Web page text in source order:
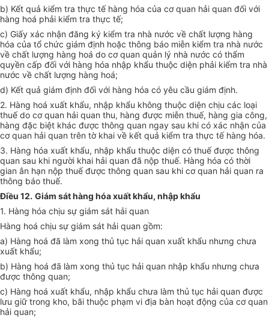
b) Kết quả kiểm tra thực tế hàng hóa của cơ quan hải quan đối với
hàng hoá phải kiểm tra thực tế;
c) Giấy xác nhận đăng ký kiểm tra nhà nước về chất lượng hàng
hóa của tổ chức giám định hoặc thông báo miễn kiểm tra nhà nước
về chất lượng hàng hoá do cơ quan quản lý nhà nước có thẩm
quyền cấp đối với hàng hóa nhập khẩu thuộc diện phải kiểm tra nhà
nước về chất lượng hàng hoá;
d) Kết quả giám định đối với hàng hóa có yêu cầu giám định.
2. Hàng hoá xuất khẩu, nhập khẩu không thuộc diện chịu các loại
thuế do cơ quan hải quan thu, hàng được miễn thuế, hàng gia công,
hàng đặc biệt khác được thông quan ngay sau khi có xác nhận của
cơ quan hải quan trên tờ khai về kết quả kiểm tra thực tế hàng hóa.
3. Hàng hóa xuất khẩu, nhập khẩu thuộc diện có thuế được thông
quan sau khi người khai hải quan đã nộp thuế. Hàng hóa có thời
gian ân hạn nộp thuế được thông quan sau khi cơ quan hải quan ra
thông báo thuế.
Điều 12. Giám sát hàng hóa xuất khẩu, nhập khẩu
1. Hàng hóa chịu sự giám sát hải quan
Hàng hoá chịu sự giám sát hải quan gồm:
a) Hàng hoá đã làm xong thủ tục hải quan xuất khẩu nhưng chưa
xuất khẩu;
b) Hàng hoá đã làm xong thủ tục hải quan nhập khẩu nhưng chưa
được thông quan;
c) Hàng hoá xuất khẩu, nhập khẩu chưa làm thủ tục hải quan được
lưu giữ trong kho, bãi thuộc phạm vi địa bàn hoạt động của cơ quan
hải quan;